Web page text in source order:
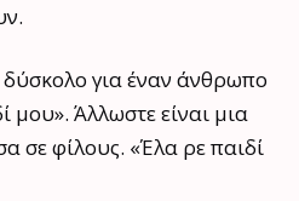
δύσκολο για έναν άνθρωπο
μου». Άλλωστε είναι μια
σε φίλους. «Έλα ρε παιδί